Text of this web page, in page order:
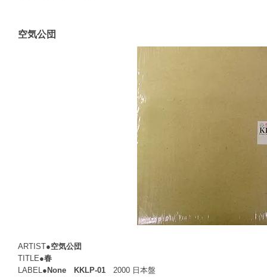
空気公団
ARTIST●空気公団
TITLE●春
LABEL● None KKLP-01 2000 日本盤